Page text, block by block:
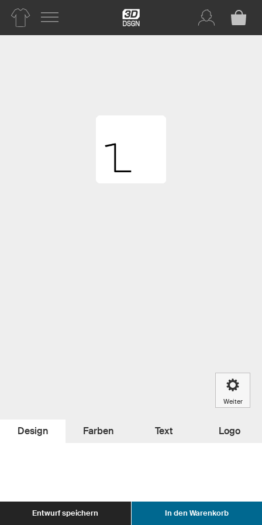
Design Farben Text Logo
Entwurf speichern In den Warenkorb
Weiter